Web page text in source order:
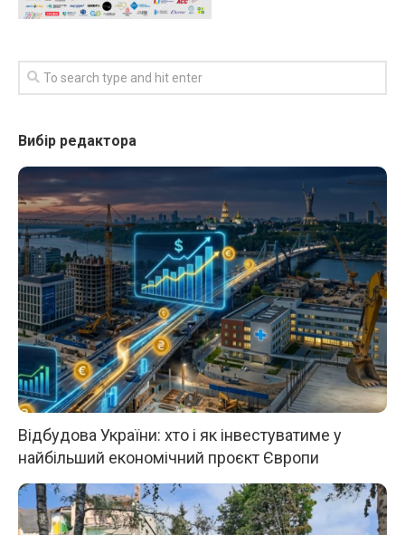
Вибір редактора
Відбудова України: хто і як інвестуватиме у
найбільший економічний проєкт Європи